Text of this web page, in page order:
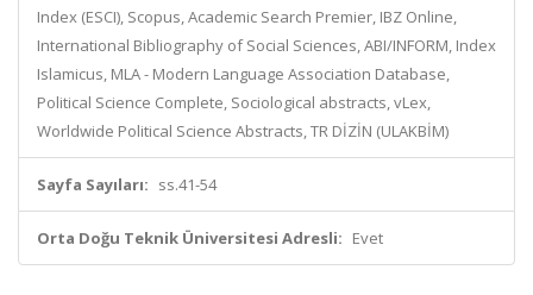
Index (ESCI), Scopus, Academic Search Premier, IBZ Online,
International Bibliography of Social Sciences, ABI/INFORM, Index
Islamicus, MLA - Modern Language Association Database,
Political Science Complete, Sociological abstracts, vLex,
Worldwide Political Science Abstracts, TR DİZİN (ULAKBİM)
Sayfa Sayıları: ss.41-54
Orta Doğu Teknik Üniversitesi Adresli: Evet